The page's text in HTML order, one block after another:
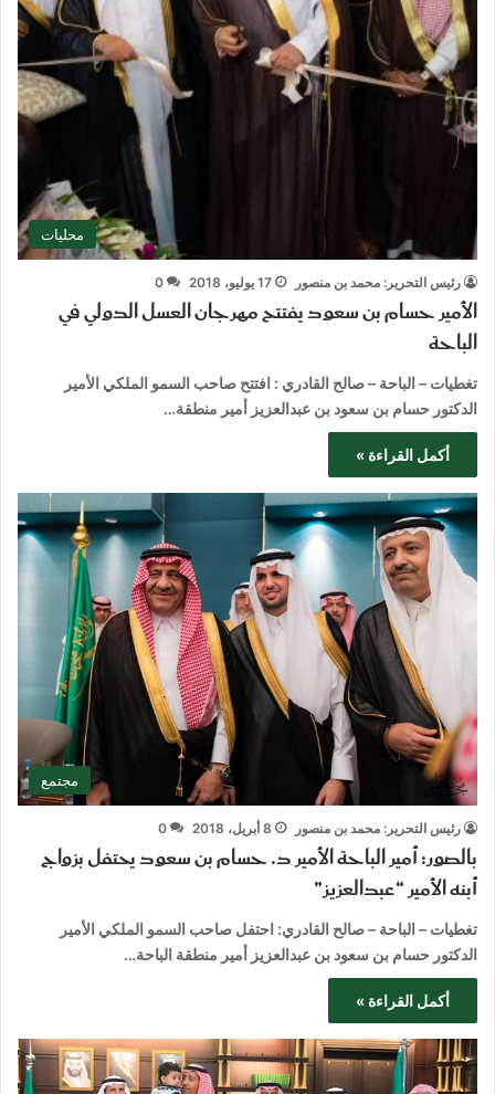
محليات
رئيس التحرير: محمد بن منصور 17 يوليو، 2018 0
الأمير حسام بن سعود يفتتح مهرجان العسل الدولي في
الباحة
تغطيات – الباحة – صالح القادري : افتتح صاحب السمو الملكي الأمير
الدكتور حسام بن سعود بن عبدالعزيز أمير منطقة…
أكمل القراءة »
مجتمع
رئيس التحرير: محمد بن منصور 8 أبريل، 2018 0
بالصور: أمير الباحة الأمير د. حسام بن سعود يحتفل بزواج
أبنه الأمير “عبدالعزيز”
تغطيات – الباحة – صالح القادري: احتفل صاحب السمو الملكي الأمير
الدكتور حسام بن سعود بن عبدالعزيز أمير منطقة الباحة…
أكمل القراءة »